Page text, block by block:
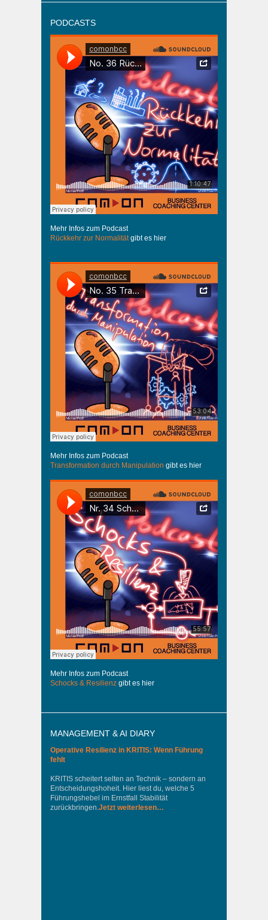
PODCASTS
Mehr Infos zum Podcast
Rückkehr zur Normalitätgibt es hier
Mehr Infos zum Podcast
Transformation durch Manipulation gibt es hier
Mehr Infos zum Podcast
Schocks & Resilienz gibt es hier
MANAGEMENT & AI DIARY
Operative Resilienz in KRITIS: Wenn Führung
fehlt
KRITIS scheitert selten an Technik – sondern an
Entscheidungshoheit. Hier liest du, welche 5
Führungshebel im Ernstfall Stabilität
zurückbringen.Jetzt weiterlesen…